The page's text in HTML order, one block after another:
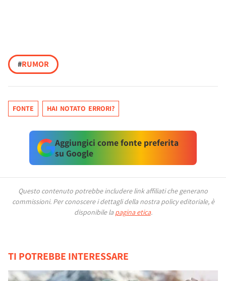
#RUMOR
FONTE HAI NOTATO ERRORI?
Aggiungici come fonte preferita
su Google
Questo contenuto potrebbe includere link affiliati che generano
commissioni. Per conoscere i dettagli della nostra policy editoriale, è
disponibile la pagina etica.
TI POTREBBE INTERESSARE